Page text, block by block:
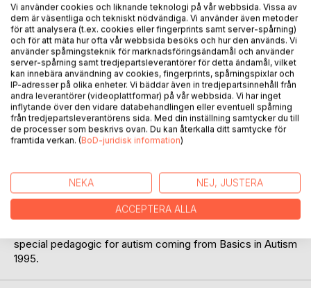
BESKRIVNING
Water is healing. Water is an element but can also be a
sensory stimulation in different ways. I wrote Sensory
touch them to help parents in the first Module 1 about
senses. This book can also be for meditation to relax and
for people with Alzheimer or similar diagnosis. I
photographed those photos to help you come in balance.
special pedagogic for autism coming from Basics in Autism
1995.
Vi använder cookies och liknande teknologi på vår webbsida. Vissa av
dem är väsentliga och tekniskt nödvändiga. Vi använder även metoder
för att analysera (t.ex. cookies eller fingerprints samt server-spårning)
och för att mäta hur ofta vår webbsida besöks och hur den används. Vi
använder spårningsteknik för marknadsföringsändamål och använder
server-spårning samt tredjepartsleverantörer för detta ändamål, vilket
kan innebära användning av cookies, fingerprints, spårningspixlar och
IP-adresser på olika enheter. Vi bäddar även in tredjepartsinnehåll från
andra leverantörer (videoplattformar) på vår webbsida. Vi har inget
inflytande över den vidare databehandlingen eller eventuell spårning
från tredjepartsleverantörens sida. Med din inställning samtycker du till
de processer som beskrivs ovan. Du kan återkalla ditt samtycke för
framtida verkan. (BoD-juridisk information)
NEKA NEJ, JUSTERA
ACCEPTERA ALLA